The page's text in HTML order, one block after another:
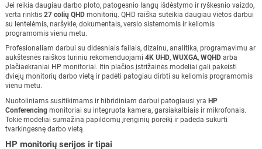
Jei reikia daugiau darbo ploto, patogesnio langų išdėstymo ir ryškesnio vaizdo,
verta rinktis 27 colių QHD monitorių. QHD raiška suteikia daugiau vietos darbui
su lentelėmis, naršykle, dokumentais, verslo sistemomis ir keliomis
programomis vienu metu.
Profesionaliam darbui su didesniais failais, dizainu, analitika, programavimu ar
aukštesnės raiškos turiniu rekomenduojami 4K UHD, WUXGA, WQHD arba
plačiaekraniai HP monitoriai. Itin plačios įstrižainės modeliai gali pakeisti
dviejų monitorių darbo vietą ir padėti patogiau dirbti su keliomis programomis
vienu metu.
Nuotoliniams susitikimams ir hibridiniam darbui patogiausi yra HP
Conferencing monitoriai su integruota kamera, garsiakalbiais ir mikrofonais.
Tokie modeliai sumažina papildomų įrenginių poreikį ir padeda sukurti
tvarkingesnę darbo vietą.
HP monitorių serijos ir tipai